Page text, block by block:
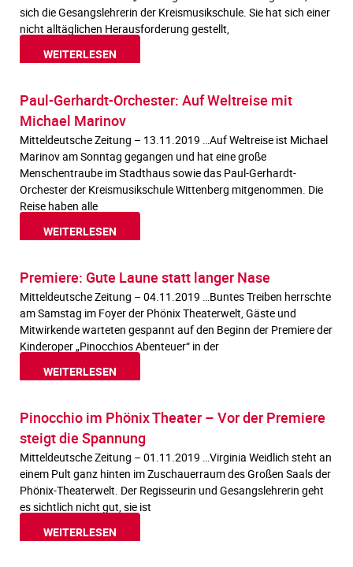
sich die Gesangslehrerin der Kreismusikschule. Sie hat sich einer
nicht alltäglichen Herausforderung gestellt,
WEITERLESEN
Paul-Gerhardt-Orchester: Auf Weltreise mit
Michael Marinov
Mitteldeutsche Zeitung – 13.11.2019 …Auf Weltreise ist Michael
Marinov am Sonntag gegangen und hat eine große
Menschentraube im Stadthaus sowie das Paul-Gerhardt-
Orchester der Kreismusikschule Wittenberg mitgenommen. Die
Reise haben alle
WEITERLESEN
Premiere: Gute Laune statt langer Nase
Mitteldeutsche Zeitung – 04.11.2019 …Buntes Treiben herrschte
am Samstag im Foyer der Phönix Theaterwelt, Gäste und
Mitwirkende warteten gespannt auf den Beginn der Premiere der
Kinderoper „Pinocchios Abenteuer“ in der
WEITERLESEN
Pinocchio im Phönix Theater – Vor der Premiere
steigt die Spannung
Mitteldeutsche Zeitung – 01.11.2019 …Virginia Weidlich steht an
einem Pult ganz hinten im Zuschauerraum des Großen Saals der
Phönix-Theaterwelt. Der Regisseurin und Gesangslehrerin geht
es sichtlich nicht gut, sie ist
WEITERLESEN